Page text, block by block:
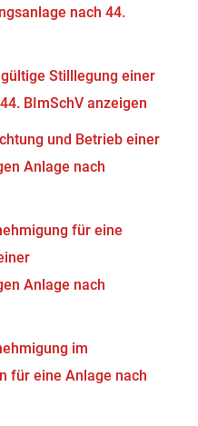
nach 44.
Stilllegung einer
BImSchV anzeigen
und Betrieb einer
Anlage nach
für eine
Anlage nach
im
für eine Anlage nach